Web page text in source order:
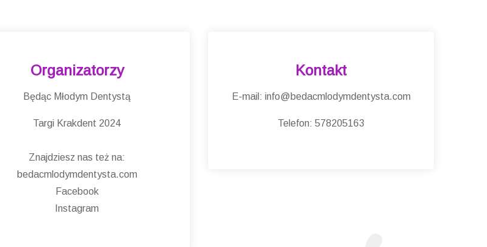
Organizatorzy
Będąc Młodym Dentystą
Targi Krakdent 2024
Znajdziesz nas też na:
bedacmlodymdentysta.com
Facebook
Instagram
Kontakt
E-mail: info@bedacmlodymdentysta.com
Telefon: 578205163